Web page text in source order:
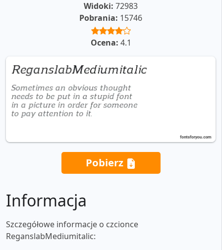
Widoki: 72983
Pobrania: 15746
Ocena: 4.1
Pobierz
Informacja
Szczegółowe informacje o czcionce
ReganslabMediumitalic: